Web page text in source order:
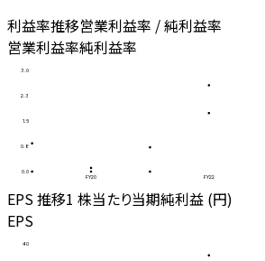
利益率推移営業利益率 / 純利益率
営業利益率純利益率
0.0
0.8
1.5
2.3
3.0
FY20 FY22
EPS 推移1 株当たり当期純利益 (円)
EPS
40